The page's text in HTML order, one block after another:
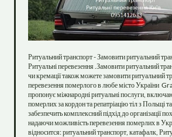
Ритуальний транспорт - Замовити ритуальний
Ритуальні перевезення .Замовити ритуальний
чи кремації також можете замовити ритуальний
перевезення померлого в любе місто України
пропонує міжнародні ритуальні послуги,
померлих за кордон та репатріацію тіл з Польщі
забезпечить комплексний підхід до організації
надаючи можливість перевезення померлих в
відносится: ритуальний транспорт, катафалк,